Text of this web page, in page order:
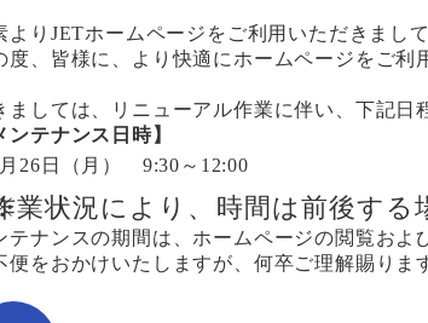
よりJETホームページをご利用いただきまし
度、皆様に、より快適にホームページをご
ましては、リニューアル作業に伴い、下記日
ンテナンス日時】
26日（月） 9:30～12:00
業状況により、時間は前後する
テナンスの期間は、ホームページの閲覧およ
便をおかけいたしますが、何卒ご理解賜りま